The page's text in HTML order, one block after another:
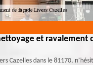
et ravalement
Cazelles dans le 81170,